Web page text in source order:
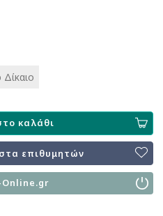
καλάθι
επιθυμητών
Online.gr